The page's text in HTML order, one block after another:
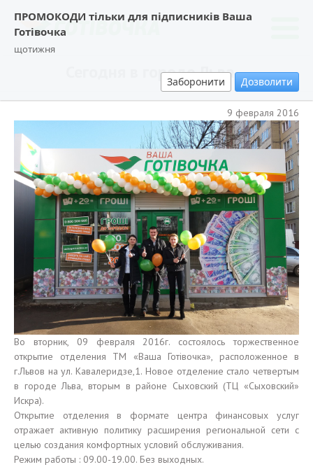
ПРОМОКОДИ тільки для підписників Ваша
Готівочка
щотижня
Заборонити Дозволити
Сегодня в городе Льва…
9 февраля 2016
Во вторник, 09 февраля 2016г. состоялось торжественное
открытие отделения ТМ «Ваша Готівочка», расположенное в
г.Львов на ул. Кавалеридзе,1. Новое отделение стало четвертым
в городе Льва, вторым в районе Сыховский (ТЦ «Сыховский»
Искра).
Открытие отделения в формате центра финансовых услуг
отражает активную политику расширения региональной сети с
целью создания комфортных условий обслуживания.
Режим работы : 09.00-19.00. Без выходных.